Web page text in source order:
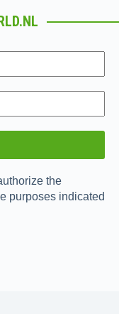
the
purposes indicated